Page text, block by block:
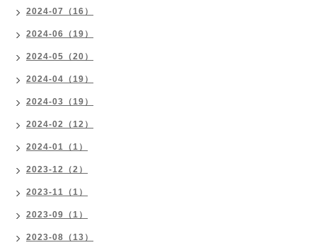
2024-07（16）
2024-06（19）
2024-05（20）
2024-04（19）
2024-03（19）
2024-02（12）
2024-01（1）
2023-12（2）
2023-11（1）
2023-09（1）
2023-08（13）